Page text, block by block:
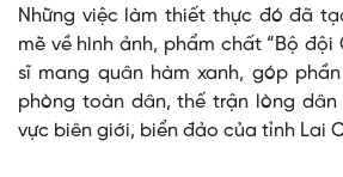
Những việc làm thiết thực đó đã
mẽ về hình ảnh, phẩm chất “Bộ đội
sĩ mang quân hàm xanh, góp
phòng toàn dân, thế trận lòng dân
vực biên giới, biển đảo của tỉnh Lai